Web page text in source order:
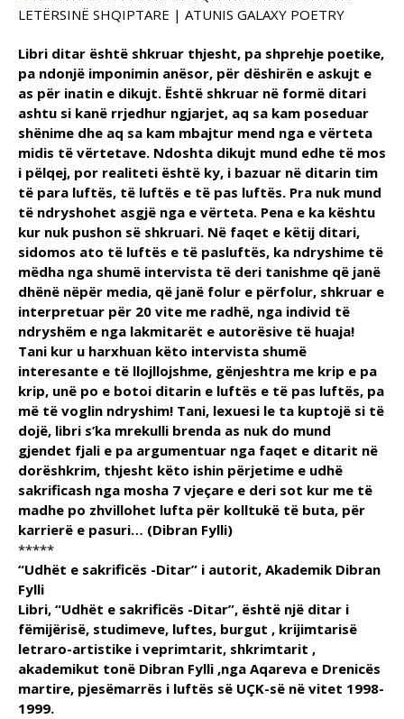
Libri ditar është shkruar thjesht, pa shprehje poetike,
pa ndonjë imponimin anësor, për dëshirën e askujt e
as për inatin e dikujt. Është shkruar në formë ditari
ashtu si kanë rrjedhur ngjarjet, aq sa kam poseduar
shënime dhe aq sa kam mbajtur mend nga e vërteta
midis të vërtetave. Ndoshta dikujt mund edhe të mos
i pëlqej, por realiteti është ky, i bazuar në ditarin tim
të para luftës, të luftës e të pas luftës. Pra nuk mund
të ndryshohet asgjë nga e vërteta. Pena e ka kështu
kur nuk pushon së shkruari. Në faqet e këtij ditari,
sidomos ato të luftës e të pasluftës, ka ndryshime të
mëdha nga shumë intervista të deri tanishme që janë
dhënë nëpër media, që janë folur e përfolur, shkruar e
interpretuar për 20 vite me radhë, nga individ të
ndryshëm e nga lakmitarët e autorësive të huaja!
Tani kur u harxhuan këto intervista shumë
interesante e të llojllojshme, gënjeshtra me krip e pa
krip, unë po e botoi ditarin e luftës e të pas luftës, pa
më të voglin ndryshim! Tani, lexuesi le ta kuptojë si të
dojë, libri s’ka mrekulli brenda as nuk do mund
gjendet fjali e pa argumentuar nga faqet e ditarit në
dorëshkrim, thjesht këto ishin përjetime e udhë
sakrificash nga mosha 7 vjeçare e deri sot kur me të
madhe po zhvillohet lufta për kolltukë të buta, për
karrierë e pasuri… (Dibran Fylli)
*****
“Udhët e sakrificës -Ditar” i autorit, Akademik Dibran
Fylli
Libri, “Udhët e sakrificës -Ditar”, është një ditar i
fëmijërisë, studimeve, luftes, burgut , krijimtarisë
letraro-artistike i veprimtarit, shkrimtarit ,
akademikut tonë Dibran Fylli ,nga Aqareva e Drenicës
martire, pjesëmarrës i luftës së UÇK-së në vitet 1998-
1999.